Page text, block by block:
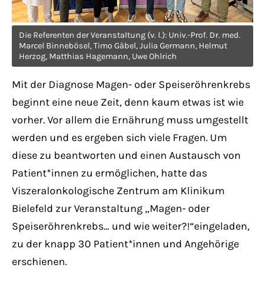
Have any questions?
+44 1234 567 890
Drop us a line
info@yourdomain.com
About us
Lorem ipsum dolor sit amet, consectetuer
adipiscing elit.
Aenean commodo ligula eget dolor. Aenean
massa. Cum sociis natoque penatibus et
magnis dis parturient montes, nascetur
ridiculus mus. Donec quam felis, ultricies
Die Referenten der Veranstaltung (v. l.): Univ.-Prof. Dr. med.
Marcel Binnebösel, Timo Gäbel, Julia Germann, Helmut
Herzog, Matthias Hagemann, Uwe Ohlrich
Mit der Diagnose Magen- oder Speiseröhrenkrebs
beginnt eine neue Zeit, denn kaum etwas ist wie
vorher. Vor allem die Ernährung muss umgestellt
werden und es ergeben sich viele Fragen. Um
diese zu beantworten und einen Austausch von
Patient*innen zu ermöglichen, hatte das
Viszeralonkologische Zentrum am Klinikum
Bielefeld zur Veranstaltung „Magen- oder
Speiseröhrenkrebs… und wie weiter?!“eingeladen,
zu der knapp 30 Patient*innen und Angehörige
erschienen.